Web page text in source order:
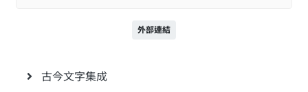
外部連結
古今文字集成